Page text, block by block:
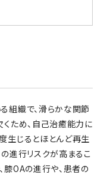
組織で、滑らかな関節
くため、自己治癒能力に
生じるとほとんど再生
進行リスクが高まるこ
膝OAの進行や、患者の